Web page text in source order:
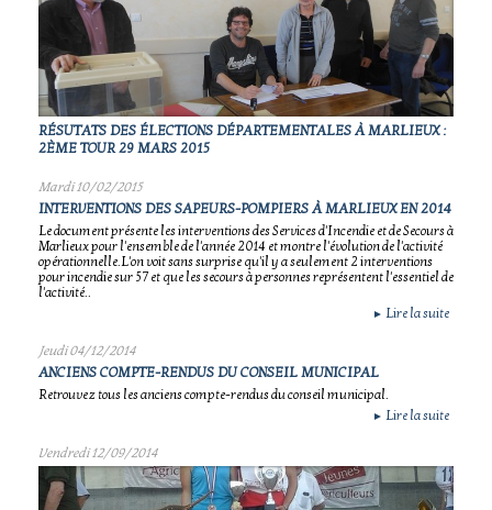
RÉSUTATS DES ÉLECTIONS DÉPARTEMENTALES À MARLIEUX :
2ÈME TOUR 29 MARS 2015
Mardi 10/02/2015
INTERVENTIONS DES SAPEURS-POMPIERS À MARLIEUX EN 2014
Le document présente les interventions des Services d'Incendie et de Secours à
Marlieux pour l'ensemble de l'année 2014 et montre l'évolution de l'activité
opérationnelle.L'on voit sans surprise qu'il y a seulement 2 interventions
pour incendie sur 57 et que les secours à personnes représentent l'essentiel de
l'activité..
► Lire la suite
Jeudi 04/12/2014
ANCIENS COMPTE-RENDUS DU CONSEIL MUNICIPAL
Retrouvez tous les anciens compte-rendus du conseil municipal.
► Lire la suite
Vendredi 12/09/2014